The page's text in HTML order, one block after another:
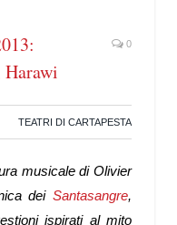
Harawi
0
TEATRI DI CARTAPESTA
musicale di Olivier
dei Santasangre,
ispirati al mito